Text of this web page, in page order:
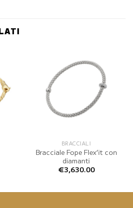
BRACCIALI
Bracciale Fope Flex’it con
diamanti
€3,630.00